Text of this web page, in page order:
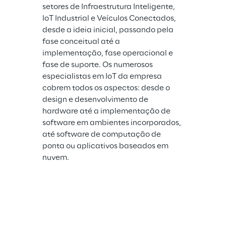
setores de Infraestrutura Inteligente,
IoT Industrial e Veículos Conectados,
desde a ideia inicial, passando pela
fase conceitual até a
implementação, fase operacional e
fase de suporte. Os numerosos
especialistas em IoT da empresa
cobrem todos os aspectos: desde o
design e desenvolvimento de
hardware até a implementação de
software em ambientes incorporados,
até software de computação de
ponta ou aplicativos baseados em
nuvem.